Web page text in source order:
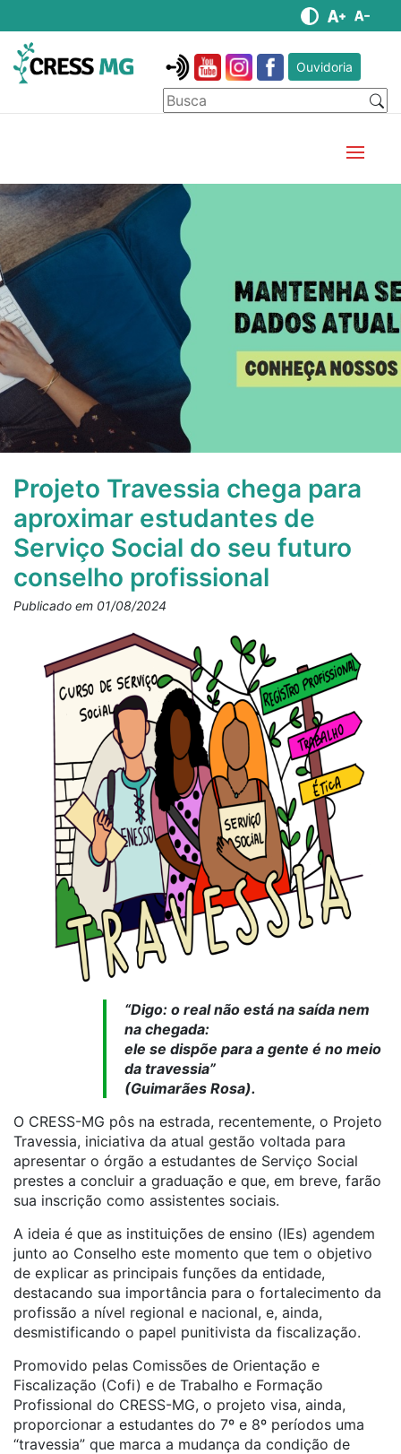
Ouvidoria
Projeto Travessia chega para
aproximar estudantes de
Serviço Social do seu futuro
conselho profissional
Publicado em 01/08/2024
“Digo: o real não está na saída nem
na chegada:
ele se dispõe para a gente é no meio
da travessia”
(Guimarães Rosa).
O CRESS-MG pôs na estrada, recentemente, o Projeto
Travessia, iniciativa da atual gestão voltada para
apresentar o órgão a estudantes de Serviço Social
prestes a concluir a graduação e que, em breve, farão
sua inscrição como assistentes sociais.
A ideia é que as instituições de ensino (IEs) agendem
junto ao Conselho este momento que tem o objetivo
de explicar as principais funções da entidade,
destacando sua importância para o fortalecimento da
profissão a nível regional e nacional, e, ainda,
desmistificando o papel punitivista da fiscalização.
Promovido pelas Comissões de Orientação e
Fiscalização (Cofi) e de Trabalho e Formação
Profissional do CRESS-MG, o projeto visa, ainda,
proporcionar a estudantes do 7º e 8º períodos uma
“travessia” que marca a mudança da condição de